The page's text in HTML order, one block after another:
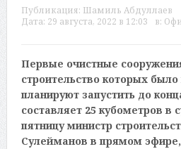
Публикация: Шамиль Абдуллаев
Дата: 29 августа, 2022 в 12:03 в:
Первые очистные
строительство которых было
планируют запустить до
составляет 25 кубометров в
пятницу министр
Сулейманов в прямом